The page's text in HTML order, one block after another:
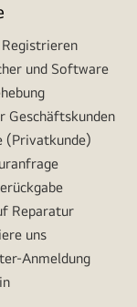
und Software
Geschäftskunden
(Privatkunde)
Reparatur
uns
Anmeldung